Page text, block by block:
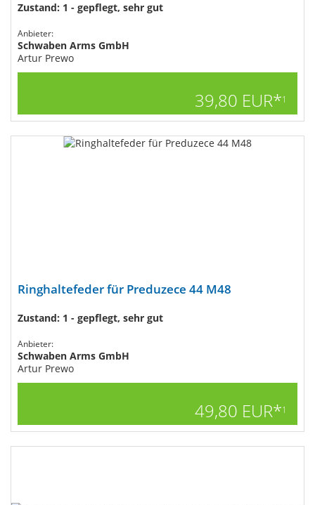
Zustand: 1 - gepflegt, sehr gut
Anbieter:
Schwaben Arms GmbH
Artur Prewo
39,80 EUR*1
Ringhaltefeder für Preduzece 44 M48
Zustand: 1 - gepflegt, sehr gut
Anbieter:
Schwaben Arms GmbH
Artur Prewo
49,80 EUR*1